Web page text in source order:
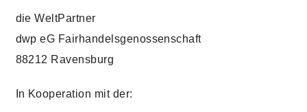
die WeltPartner
dwp eG Fairhandelsgenossenschaft
88212 Ravensburg
In Kooperation mit der: